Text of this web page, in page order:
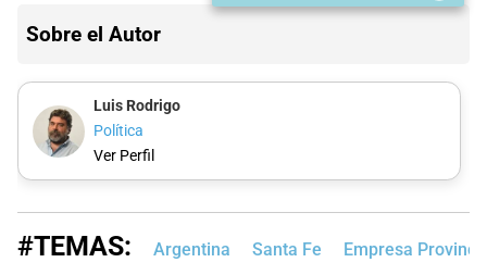
Sobre el Autor
Luis Rodrigo
Política
Ver Perfil
#TEMAS: Argentina Santa Fe Empresa